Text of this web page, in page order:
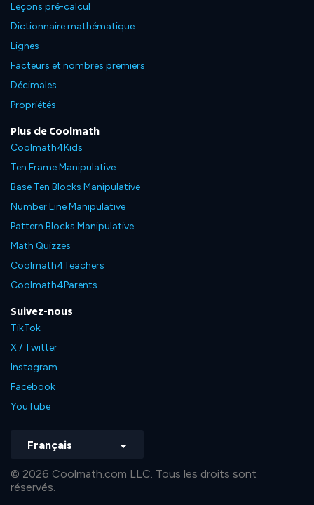
Leçons pré-calcul
Dictionnaire mathématique
Lignes
Facteurs et nombres premiers
Décimales
Propriétés
Plus de Coolmath
Coolmath4Kids
Ten Frame Manipulative
Base Ten Blocks Manipulative
Number Line Manipulative
Pattern Blocks Manipulative
Math Quizzes
Coolmath4Teachers
Coolmath4Parents
Suivez-nous
TikTok
X / Twitter
Instagram
Facebook
YouTube
Français
© 2026 Coolmath.com LLC. Tous les droits sont
réservés.